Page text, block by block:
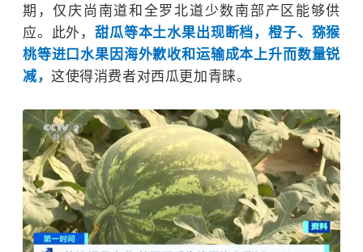
期，仅庆尚南道和全罗北道少数南部产区能够供
应。此外，甜瓜等本土水果出现断档，橙子、猕猴
桃等进口水果因海外歉收和运输成本上升而数量锐
减，这使得消费者对西瓜更加青睐。